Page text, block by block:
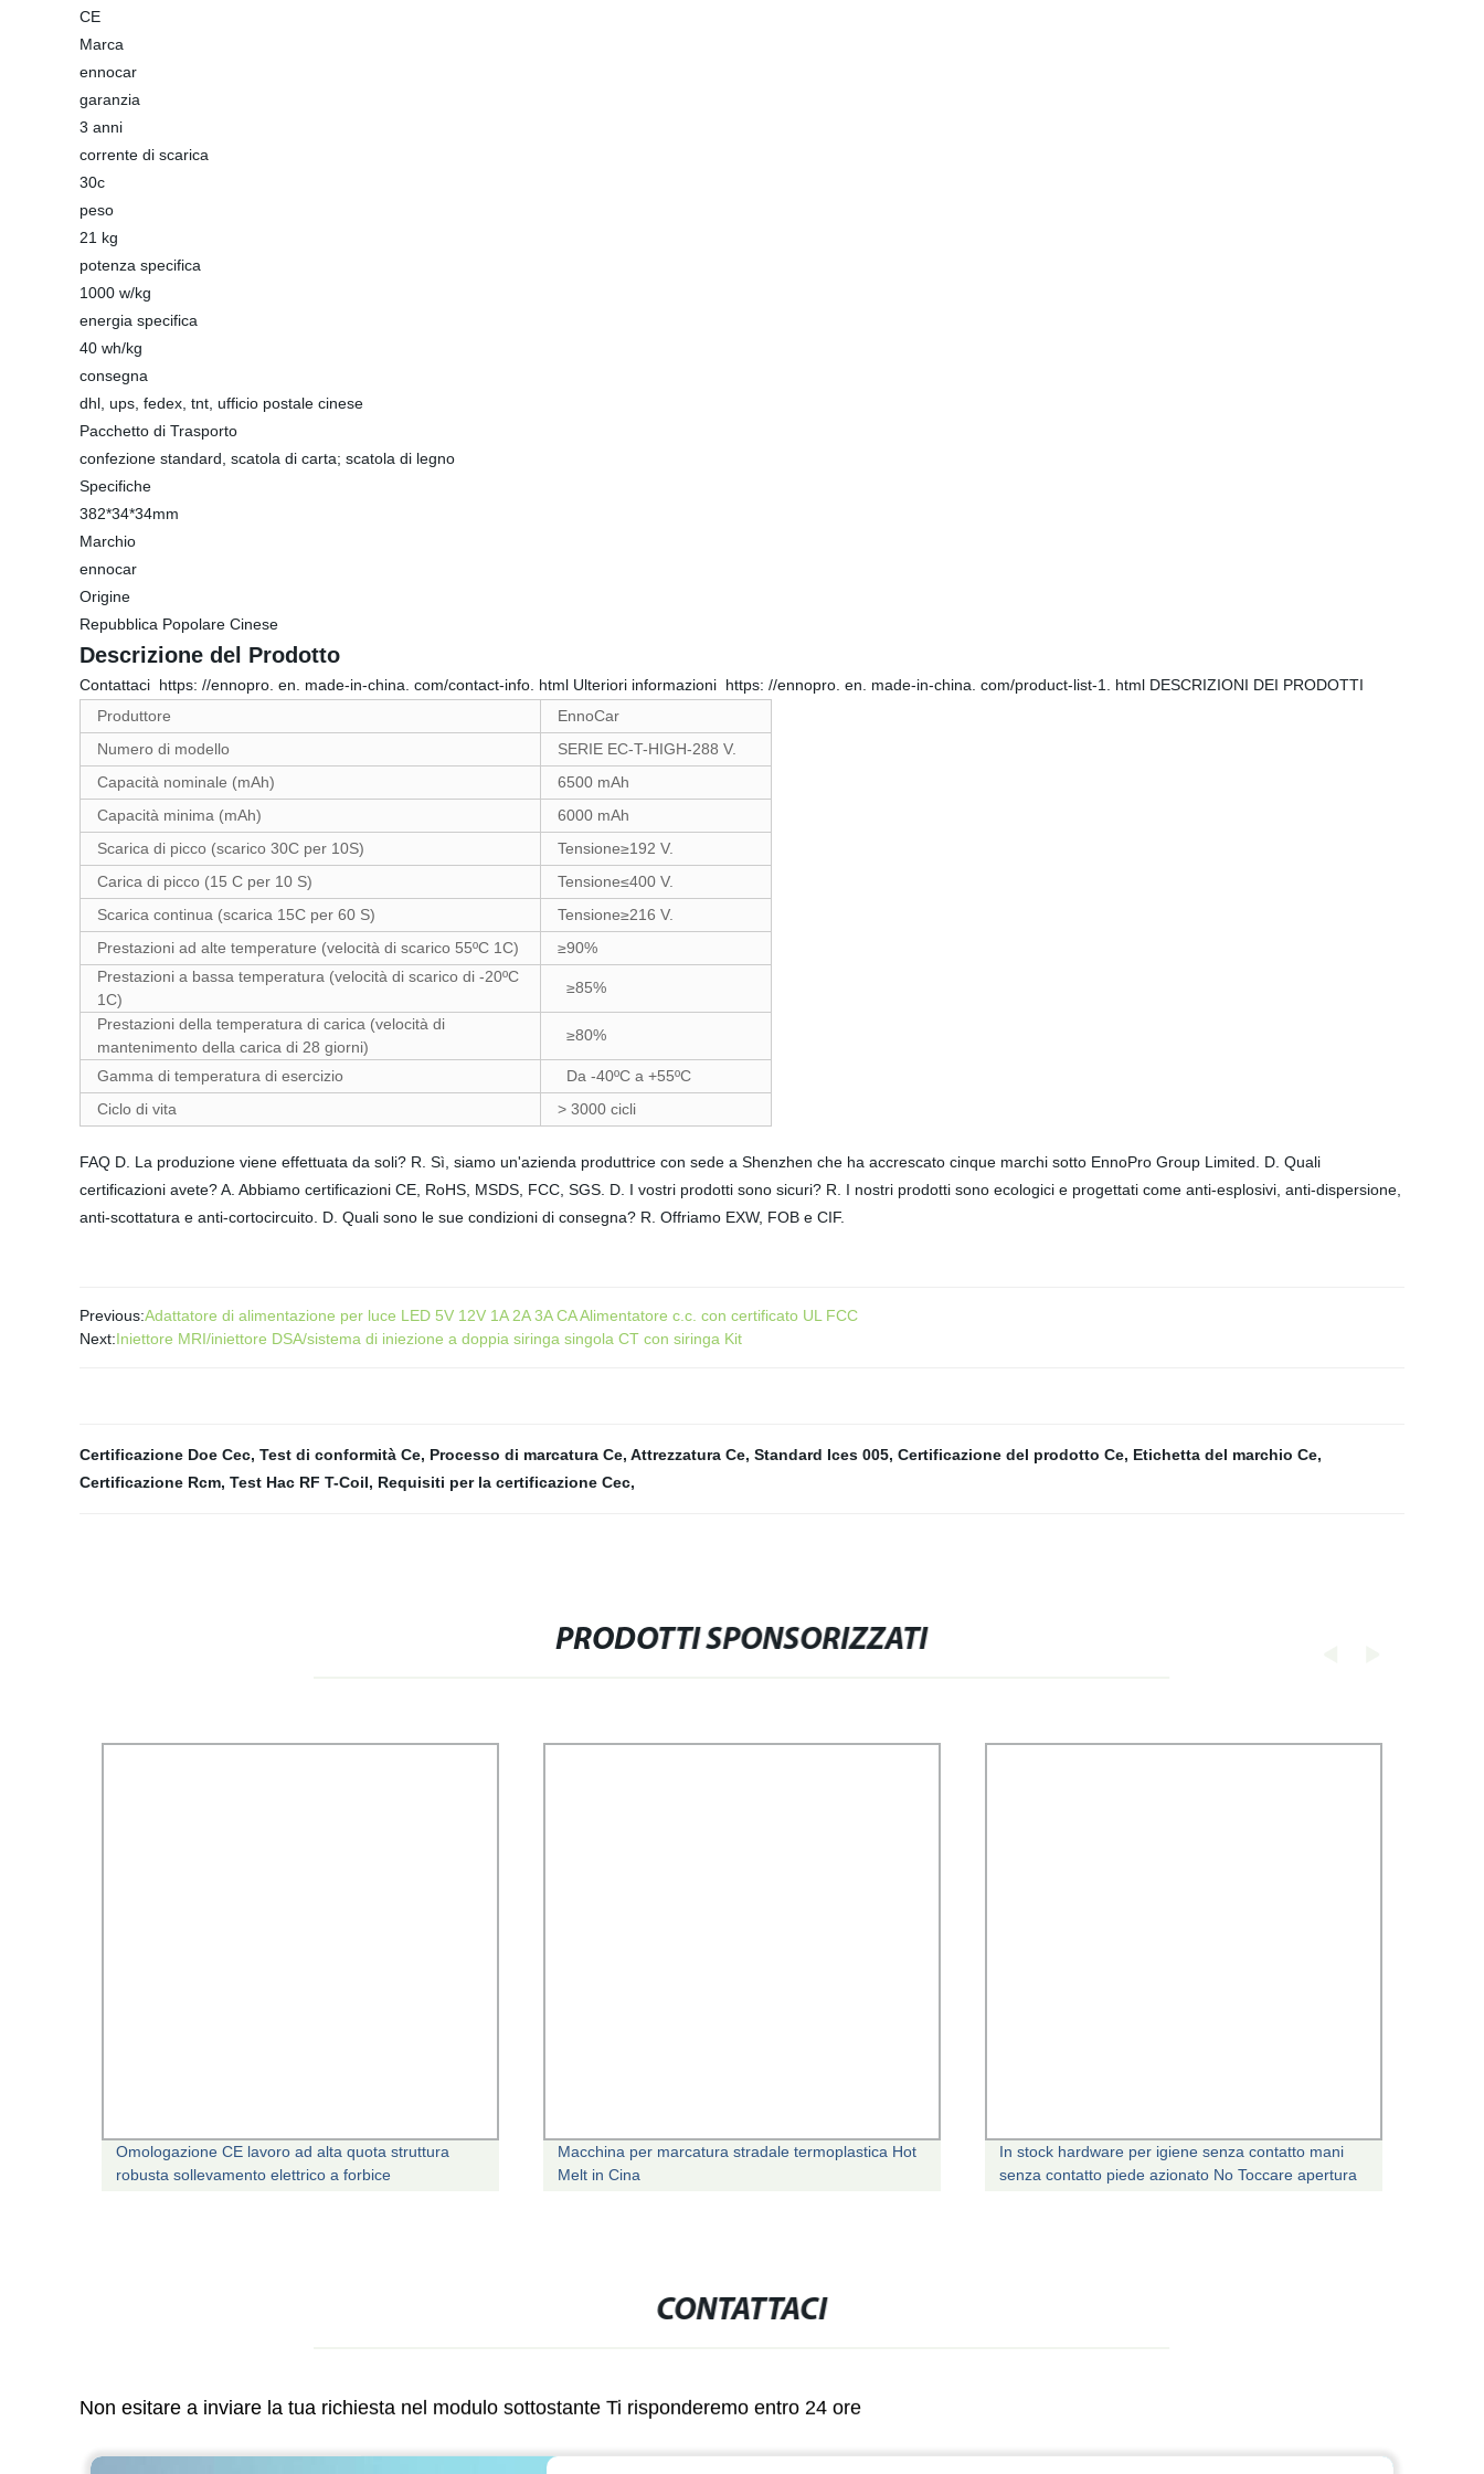
CE
Marca
ennocar
garanzia
3 anni
corrente di scarica
30c
peso
21 kg
potenza specifica
1000 w/kg
energia specifica
40 wh/kg
consegna
dhl, ups, fedex, tnt, ufficio postale cinese
Pacchetto di Trasporto
confezione standard, scatola di carta; scatola di legno
Specifiche
382*34*34mm
Marchio
ennocar
Origine
Repubblica Popolare Cinese
Descrizione del Prodotto
Contattaci https: //ennopro. en. made-in-china. com/contact-info. html Ulteriori informazioni https: //ennopro. en. made-in-china. com/product-list-1. html DESCRIZIONI DEI PRODOTTI
Produttore
EnnoCar
Numero di modello
SERIE EC-T-HIGH-288 V.
Capacità nominale (mAh)
6500 mAh
Capacità minima (mAh)
6000 mAh
Scarica di picco (scarico 30C per 10S)
Tensione≥192 V.
Carica di picco (15 C per 10 S)
Tensione≤400 V.
Scarica continua (scarica 15C per 60 S)
Tensione≥216 V.
Prestazioni ad alte temperature (velocità di scarico 55ºC 1C)
≥90%
Prestazioni a bassa temperatura (velocità di scarico di -20ºC
1C)
≥85%
Prestazioni della temperatura di carica (velocità di
mantenimento della carica di 28 giorni)
≥80%
Gamma di temperatura di esercizio
Da -40ºC a +55ºC
Ciclo di vita
> 3000 cicli
FAQ D. La produzione viene effettuata da soli? R. Sì, siamo un'azienda produttrice con sede a Shenzhen che ha accrescato cinque marchi sotto EnnoPro Group Limited. D. Quali
certificazioni avete? A. Abbiamo certificazioni CE, RoHS, MSDS, FCC, SGS. D. I vostri prodotti sono sicuri? R. I nostri prodotti sono ecologici e progettati come anti-esplosivi, anti-dispersione,
anti-scottatura e anti-cortocircuito. D. Quali sono le sue condizioni di consegna? R. Offriamo EXW, FOB e CIF.
Previous:Adattatore di alimentazione per luce LED 5V 12V 1A 2A 3A CA Alimentatore c.c. con certificato UL FCC
Next:Iniettore MRI/iniettore DSA/sistema di iniezione a doppia siringa singola CT con siringa Kit
Certificazione Doe Cec, Test di conformità Ce, Processo di marcatura Ce, Attrezzatura Ce, Standard Ices 005, Certificazione del prodotto Ce, Etichetta del marchio Ce,
Certificazione Rcm, Test Hac RF T-Coil, Requisiti per la certificazione Cec,
PRODOTTI SPONSORIZZATI
Omologazione CE lavoro ad alta quota struttura
robusta sollevamento elettrico a forbice
Macchina per marcatura stradale termoplastica Hot
Melt in Cina
In stock hardware per igiene senza contatto mani
senza contatto piede azionato No Toccare apertura
CONTATTACI
Non esitare a inviare la tua richiesta nel modulo sottostante Ti risponderemo entro 24 ore